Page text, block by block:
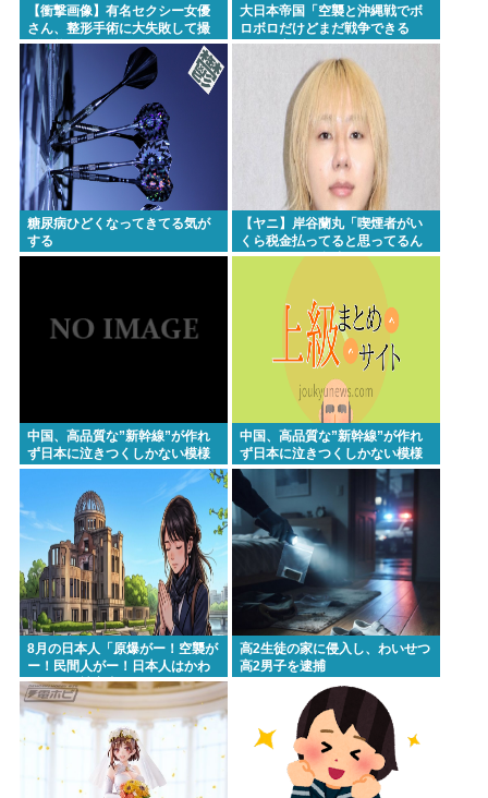
【衝撃画像】有名セクシー女優
さん、整形手術に大失敗して撮
影不能に⇒！！
大日本帝国「空襲と沖縄戦でボ
ロボロだけどまだ戦争できる
ぞ！」言うほどか？
糖尿病ひどくなってきてる気が
する
【ヤニ】岸谷蘭丸「喫煙者がい
くら税金払ってると思ってるん
だ、たばこは合法だぞ！」
中国、高品質な”新幹線”が作れ
ず日本に泣きつくしかない模様
www
中国、高品質な”新幹線”が作れ
ず日本に泣きつくしかない模様
www
8月の日本人「原爆がー！空襲が
ー！民間人がー！日本人はかわ
いそうな被害者！」→いやおま
えらは加害者だろごまかすな
www
高2生徒の家に侵入し、わいせつ
高2男子を逮捕